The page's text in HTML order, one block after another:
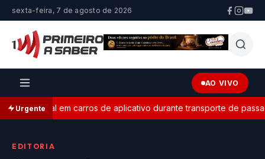
sexta-feira, 7 de agosto de 2026
AO VIVO
Urgenteem carros de aplicativo durante transporte de passageiros
EDITORIA